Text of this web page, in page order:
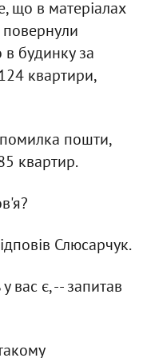
що в матерiалах
в будинку за
квартири,
пошти,
квартир.
Слюсарчук.
вас є, -- запитав